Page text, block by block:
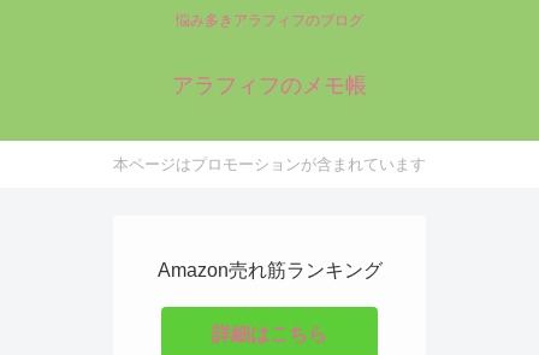
悩み多きアラフィフのブログ
アラフィフのメモ帳
本ページはプロモーションが含まれています
Amazon売れ筋ランキング
詳細はこちら